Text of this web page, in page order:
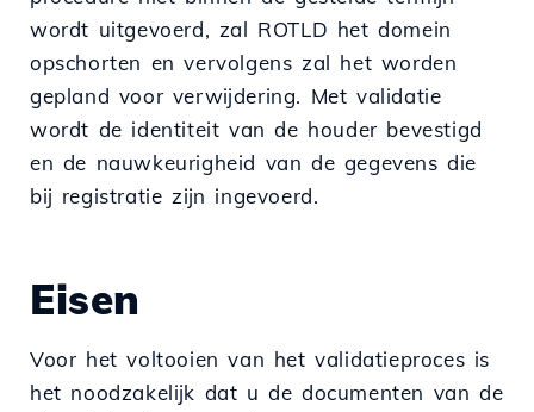
wordt uitgevoerd, zal ROTLD het domein
opschorten en vervolgens zal het worden
gepland voor verwijdering. Met validatie
wordt de identiteit van de houder bevestigd
en de nauwkeurigheid van de gegevens die
bij registratie zijn ingevoerd.
Eisen
Voor het voltooien van het validatieproces is
het noodzakelijk dat u de documenten van de